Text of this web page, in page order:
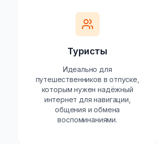
Туристы
Идеально для
путешественников в отпуске,
которым нужен надёжный
интернет для навигации,
общения и обмена
воспоминаниями.